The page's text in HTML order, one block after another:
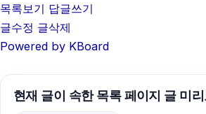
목록보기 답글쓰기
글수정 글삭제
Powered by KBoard
현재 글이 속한 목록 페이지 글 미